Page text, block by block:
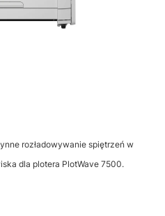
rozładowywanie spiętrzeń w
dla plotera PlotWave 7500.